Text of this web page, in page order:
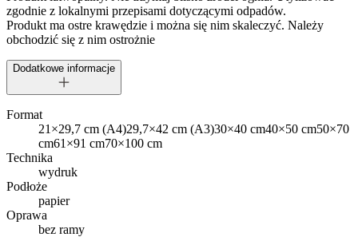
zgodnie z lokalnymi przepisami dotyczącymi odpadów.
Produkt ma ostre krawędzie i można się nim skaleczyć. Należy
obchodzić się z nim ostrożnie
Dodatkowe informacje
Format
21×29,7 cm (A4)29,7×42 cm (A3)30×40 cm40×50 cm50×70
cm61×91 cm70×100 cm
Technika
wydruk
Podłoże
papier
Oprawa
bez ramy